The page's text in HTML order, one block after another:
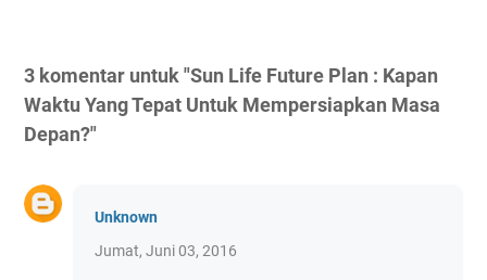
3 komentar untuk "Sun Life Future Plan : Kapan
Waktu Yang Tepat Untuk Mempersiapkan Masa
Depan?"
Unknown
Jumat, Juni 03, 2016